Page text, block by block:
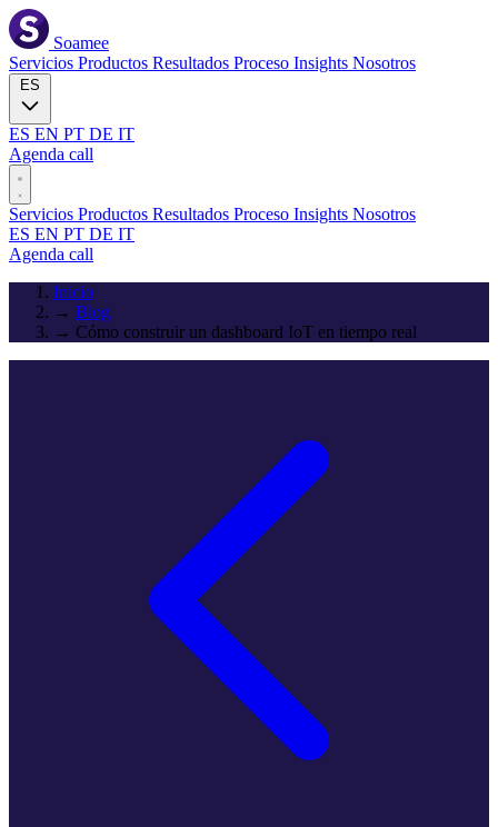
Soamee
Servicios Productos Resultados Proceso Insights Nosotros
ES EN PT DE IT
Agenda call
Servicios Productos Resultados Proceso Insights Nosotros
ES EN PT DE IT
Agenda call
Inicio
→ Blog
→ Cómo construir un dashboard IoT en tiempo real